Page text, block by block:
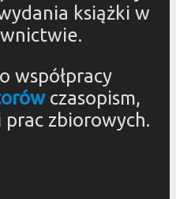
książki w
współpracy
czasopism,
zbiorowych.